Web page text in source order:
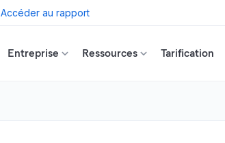
Accéder au rapport
Entreprise Ressources Tarification